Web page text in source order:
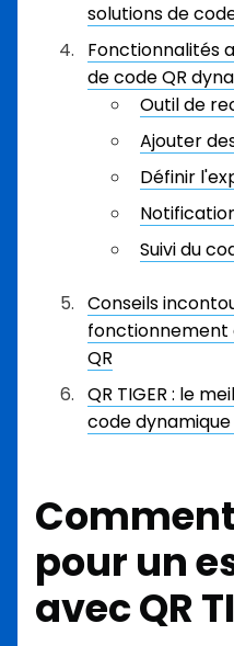
solutions de
Fonctionnalités
de code QR
Outil de
Ajouter
Définir
Suivi du
Conseils
fonctionnement
QR
QR TIGER : le
code
pour un
avec QR